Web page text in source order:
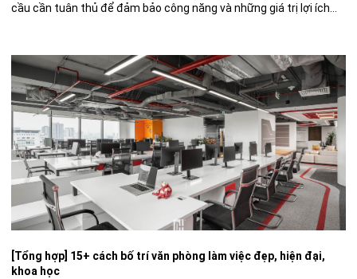
cầu cần tuân thủ để đảm bảo công năng và những giá trị lợi ích
[Tổng hợp] 15+ cách bố trí văn phòng làm việc đẹp, hiện đại,
khoa học